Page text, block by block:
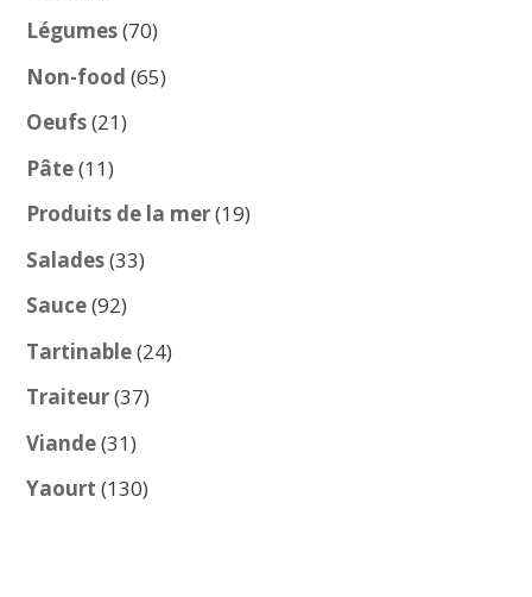
produits
Légumes 7070
produits
Non-food 6565
Oeufs 2121
Pâte 1111
produits
Produits de la mer 1919
Salades 3333
Sauce 9292
produits
Tartinable 2424
Traiteur 3737
Viande 3131
produits
Yaourt 130130